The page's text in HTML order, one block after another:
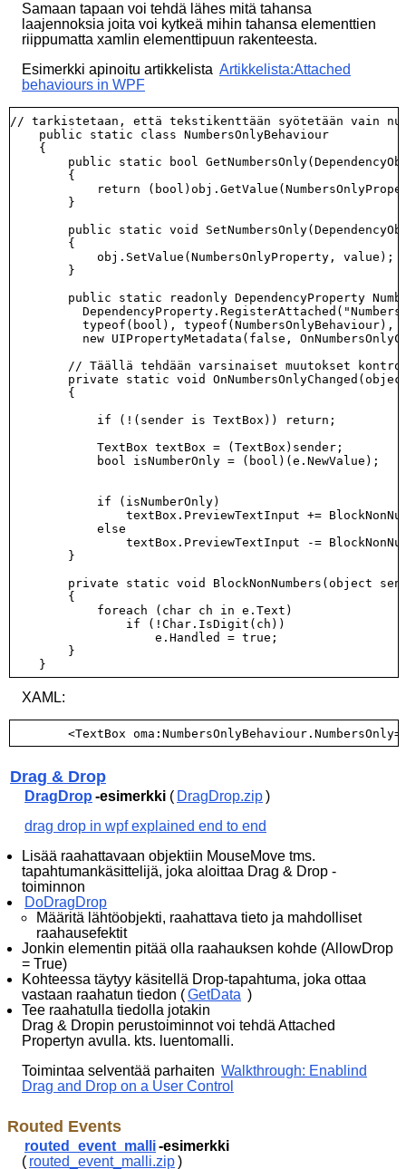
Samaan tapaan voi tehdä lähes mitä tahansa
laajennoksia joita voi kytkeä mihin tahansa elementtien
riippumatta xamlin elementtipuun rakenteesta.
Esimerkki apinoitu artikkelista Artikkelista:Attached
behaviours in WPF
// tarkistetaan, että tekstikenttään syötetään vain
    public static class NumbersOnlyBehaviour
    {
public static bool
        {
return
        }
public static void
        {
            obj.SetValue(NumbersOnlyProperty, value);
        }
public static readonly DependencyProperty
          typeof(bool), typeof(NumbersOnlyBehaviour),
new UIPropertyMetadata(false,
// Täällä tehdään varsinaiset muutokset
private static void
        {
            if (!(sender is TextBox)) return;
            TextBox textBox = (TextBox)sender;
            bool isNumberOnly = (bool)(e.NewValue);
            if (isNumberOnly)
textBox.PreviewTextInput +=
            else
textBox.PreviewTextInput -=
        }
private static void BlockNonNumbers(object
        {
            foreach (char ch in e.Text)
                if (!Char.IsDigit(ch))
                    e.Handled = true;
        }
XAML:
Drag & Drop
DragDrop -esimerkki ( DragDrop.zip )
drag drop in wpf explained end to end
Lisää raahattavaan objektiin MouseMove tms.
tapahtumankäsittelijä, joka aloittaa Drag & Drop -
toiminnon
DoDragDrop
Määritä lähtöobjekti, raahattava tieto ja mahdolliset
raahausefektit
Jonkin elementin pitää olla raahauksen kohde (AllowDrop
= True)
Kohteessa täytyy käsitellä Drop-tapahtuma, joka ottaa
vastaan raahatun tiedon (GetData )
Tee raahatulla tiedolla jotakin
Drag & Dropin perustoiminnot voi tehdä Attached
Propertyn avulla. kts. luentomalli.
Toimintaa selventää parhaiten Walkthrough: Enablind
Drag and Drop on a User Control
Routed Events
routed_event_malli-esimerkki
( routed_event_malli.zip )